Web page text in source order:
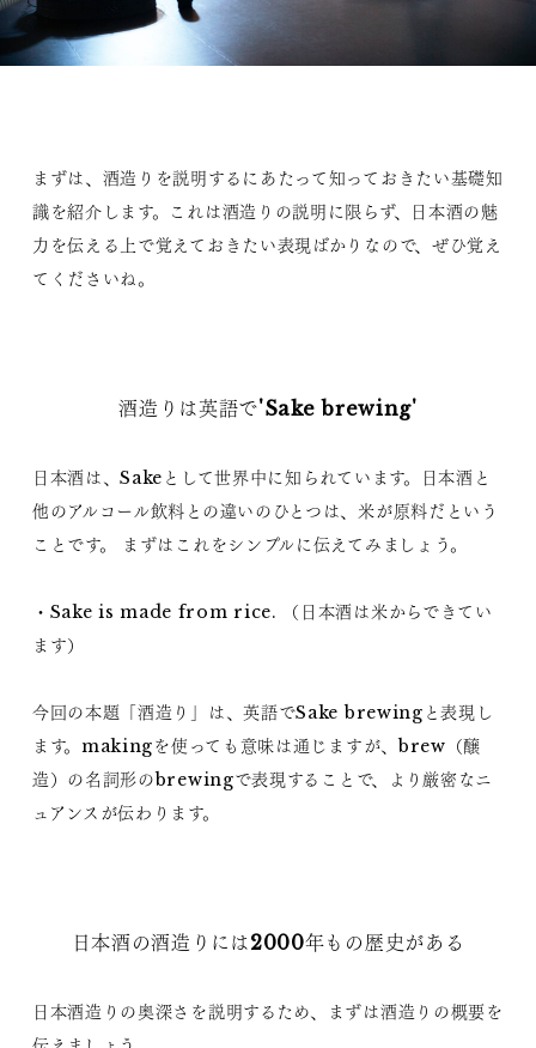
まずは、酒造りを説明するにあたって知っておきたい基礎知
識を紹介します。これは酒造りの説明に限らず、日本酒の魅
力を伝える上で覚えておきたい表現ばかりなので、ぜひ覚え
てくださいね。
酒造りは英語で'Sake brewing'
日本酒は、Sakeとして世界中に知られています。日本酒と
他のアルコール飲料との違いのひとつは、米が原料だという
ことです。 まずはこれをシンプルに伝えてみましょう。
・Sake is made from rice. （日本酒は米からできてい
ます）
今回の本題「酒造り」は、英語でSake brewingと表現し
ます。makingを使っても意味は通じますが、brew（醸
造）の名詞形のbrewingで表現することで、より厳密なニ
ュアンスが伝わります。
日本酒の酒造りには2000年もの歴史がある
日本酒造りの奥深さを説明するため、まずは酒造りの概要を